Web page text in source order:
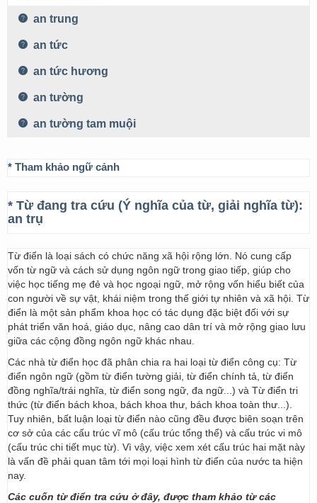
an trung
an tức
an tức hương
an tường
an tường tam muội
* Tham khảo ngữ cảnh
* Từ đang tra cứu (Ý nghĩa của từ, giải nghĩa từ):
an trụ
Từ điển là loại sách có chức năng xã hội rộng lớn. Nó cung cấp
vốn từ ngữ và cách sử dụng ngôn ngữ trong giao tiếp, giúp cho
việc học tiếng mẹ đẻ và học ngoại ngữ, mở rộng vốn hiểu biết của
con người về sự vật, khái niệm trong thế giới tự nhiên và xã hội. Từ
điển là một sản phẩm khoa học có tác dụng đặc biệt đối với sự
phát triển văn hoá, giáo dục, nâng cao dân trí và mở rộng giao lưu
giữa các cộng đồng ngôn ngữ khác nhau.
Các nhà từ điển học đã phân chia ra hai loại từ điển công cụ: Từ
điển ngôn ngữ (gồm từ điển tường giải, từ điển chính tả, từ điển
đồng nghĩa/trái nghĩa, từ điển song ngữ, đa ngữ...) và Từ điển tri
thức (từ điển bách khoa, bách khoa thư, bách khoa toàn thư...).
Tuy nhiên, bất luận loại từ điển nào cũng đều được biên soạn trên
cơ sở của các cấu trúc vĩ mô (cấu trúc tổng thể) và cấu trúc vi mô
(cấu trúc chi tiết mục từ). Vì vậy, việc xem xét cấu trúc hai mặt này
là vấn đề phải quan tâm tới mọi loại hình từ điển của nước ta hiện
nay.
Các cuốn từ điển tra cứu ở đây, được tham khảo từ các